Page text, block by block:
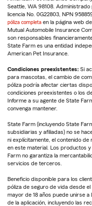
Seattle, WA 98108.
licencia No. 0G22803, NPN
póliza completa en la página web
Mutual Automobile Insurance
son responsables
State Farm es una entidad
American Pet Insurance.
Condiciones preexistentes: Si
para mascotas, el cambio de
póliza podría afectar ciertas
condiciones preexistentes o los
Informe a su agente de State
convenga mantener.
State Farm (incluyendo State
subsidiarias y afiliadas) no se
ni explícitamente, el contenido de
en este material. Los productos
Farm no garantiza la
servicios de terceros.
Beneficio disponible para los
póliza de seguro de vida desde
mayor de 18 años puede unirse
de la aplicación, incluyendo las